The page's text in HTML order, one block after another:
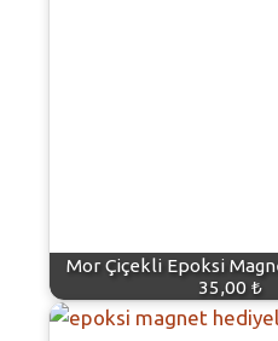
Mor Çiçekli Epoksi
35,00 ₺